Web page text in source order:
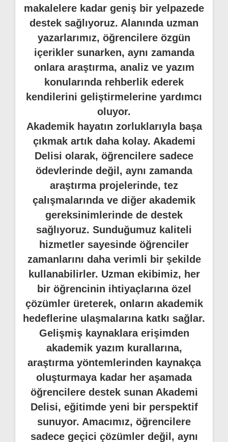
makalelere kadar geniş bir yelpazede
destek sağlıyoruz. Alanında uzman
yazarlarımız, öğrencilere özgün
içerikler sunarken, aynı zamanda
onlara araştırma, analiz ve yazım
konularında rehberlik ederek
kendilerini geliştirmelerine yardımcı
oluyor.
Akademik hayatın zorluklarıyla başa
çıkmak artık daha kolay. Akademi
Delisi olarak, öğrencilere sadece
ödevlerinde değil, aynı zamanda
araştırma projelerinde, tez
çalışmalarında ve diğer akademik
gereksinimlerinde de destek
sağlıyoruz. Sunduğumuz kaliteli
hizmetler sayesinde öğrenciler
zamanlarını daha verimli bir şekilde
kullanabilirler. Uzman ekibimiz, her
bir öğrencinin ihtiyaçlarına özel
çözümler üreterek, onların akademik
hedeflerine ulaşmalarına katkı sağlar.
Gelişmiş kaynaklara erişimden
akademik yazım kurallarına,
araştırma yöntemlerinden kaynakça
oluşturmaya kadar her aşamada
öğrencilere destek sunan Akademi
Delisi, eğitimde yeni bir perspektif
sunuyor. Amacımız, öğrencilere
sadece geçici çözümler değil, aynı